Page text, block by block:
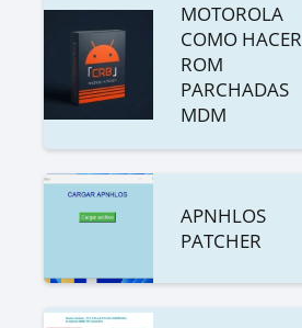
MOTOROLA
COMO HACER
ROM
PARCHADAS
MDM
APNHLOS
PATCHER